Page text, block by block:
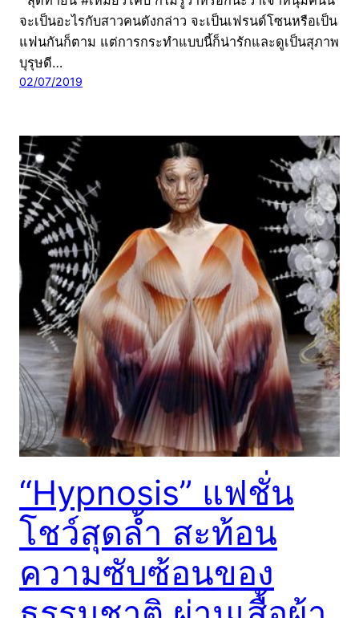
จะเป็นอะไรกับสาวคนดังกล่าว จะเป็นเฟรนด์โซนหรือเป็น
แฟนกันก็ตาม แต่การกระทำแบบนี้ก็น่ารักและดูเป็นสุภาพ
บุรุษดี…
02/07/2019
“Hypnosis” แฟชั่น
โชว์สุดล้ำ สะท้อน
ความซับซ้อนของ